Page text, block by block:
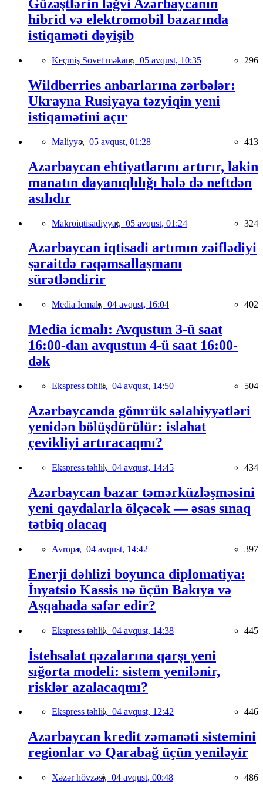
Güzəştlərin ləğvi Azərbaycanın
hibrid və elektromobil bazarında
istiqaməti dəyişib
Keçmiş Sovet məkanı, 05 avqust, 10:35 296
Wildberries anbarlarına zərbələr:
Ukrayna Rusiyaya təzyiqin yeni
istiqamətini açır
Maliyyə, 05 avqust, 01:28 413
Azərbaycan ehtiyatlarını artırır, lakin
manatın dayanıqlılığı hələ də neftdən
asılıdır
Makroiqtisadiyyat, 05 avqust, 01:24 324
Azərbaycan iqtisadi artımın zəiflədiyi
şəraitdə rəqəmsallaşmanı
sürətləndirir
Media İcmalı, 04 avqust, 16:04 402
Media icmalı: Avqustun 3-ü saat
16:00-dan avqustun 4-ü saat 16:00-
dək
Ekspress təhlil, 04 avqust, 14:50 504
Azərbaycanda gömrük səlahiyyətləri
yenidən bölüşdürülür: islahat
çevikliyi artıracaqmı?
Ekspress təhlil, 04 avqust, 14:45 434
Azərbaycan bazar təmərküzləşməsini
yeni qaydalarla ölçəcək — əsas sınaq
tətbiq olacaq
Avropa, 04 avqust, 14:42 397
Enerji dəhlizi boyunca diplomatiya:
İnyatsio Kassis nə üçün Bakıya və
Aşqabada səfər edir?
Ekspress təhlil, 04 avqust, 14:38 445
İstehsalat qəzalarına qarşı yeni
sığorta modeli: sistem yenilənir,
risklər azalacaqmı?
Ekspress təhlil, 04 avqust, 12:42 446
Azərbaycan kredit zəmanəti sistemini
regionlar və Qarabağ üçün yeniləyir
Xəzər hövzəsi, 04 avqust, 00:48 486